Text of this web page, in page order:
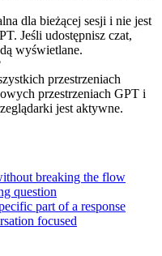
dla bieżącej sesji i nie jest
Jeśli udostępnisz czat,
wyświetlane.
przestrzeniach
przestrzeniach GPT i
jest aktywne.
breaking the flow
question
part of a response
focused